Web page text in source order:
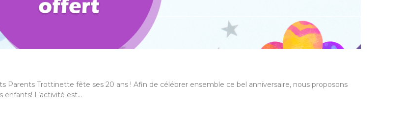
Parents Trottinette fête ses 20 ans ! Afin de célébrer ensemble ce bel anniversaire, nous proposons
enfants! L’activité est…